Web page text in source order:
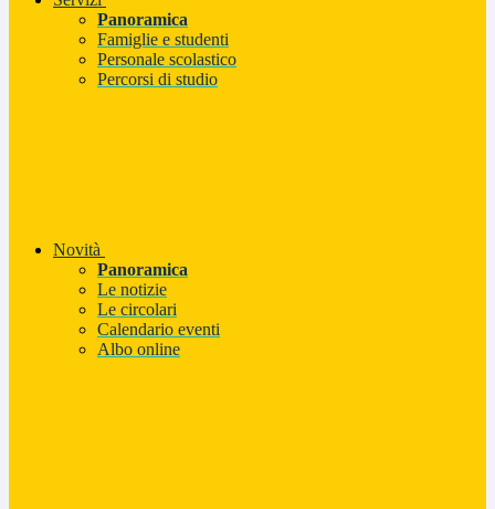
Panoramica
Famiglie e studenti
Personale scolastico
Percorsi di studio
Novità
Panoramica
Le notizie
Le circolari
Calendario eventi
Albo online